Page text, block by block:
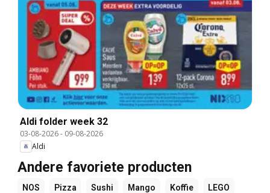
Aldi folder week 32
03-08-2026- 09-08-2026
Aldi
Andere favoriete producten
NOS Pizza Sushi Mango Koffie LEGO